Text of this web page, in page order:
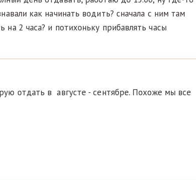
как начинать водить? сначала с ним там
на 2 часа? и потихоньку прибавлять часы
отдать в августе - сентябре. Похоже мы все